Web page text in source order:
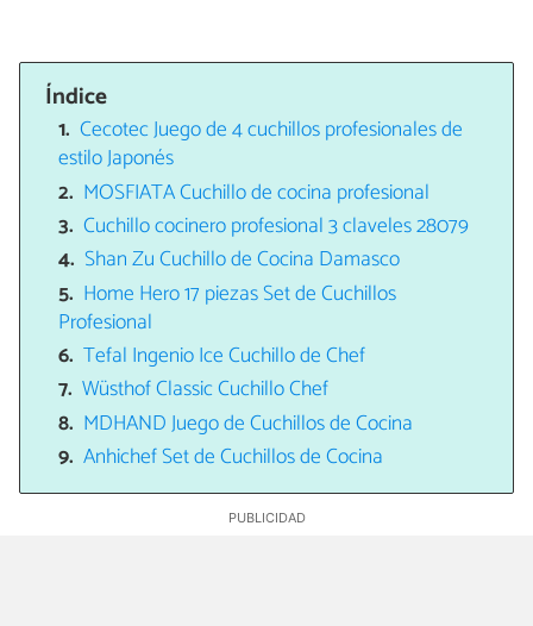
Índice
Cecotec Juego de 4 cuchillos profesionales de
estilo Japonés
MOSFIATA Cuchillo de cocina profesional
Cuchillo cocinero profesional 3 claveles 28079
Shan Zu Cuchillo de Cocina Damasco
Home Hero 17 piezas Set de Cuchillos
Profesional
Tefal Ingenio Ice Cuchillo de Chef
Wüsthof Classic Cuchillo Chef
MDHAND Juego de Cuchillos de Cocina
Anhichef Set de Cuchillos de Cocina